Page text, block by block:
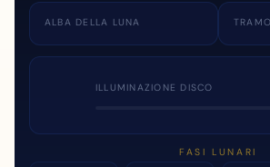
ALBA DELLA LUNA
ILLUMINAZIONE DISCO
FASI LUNARI